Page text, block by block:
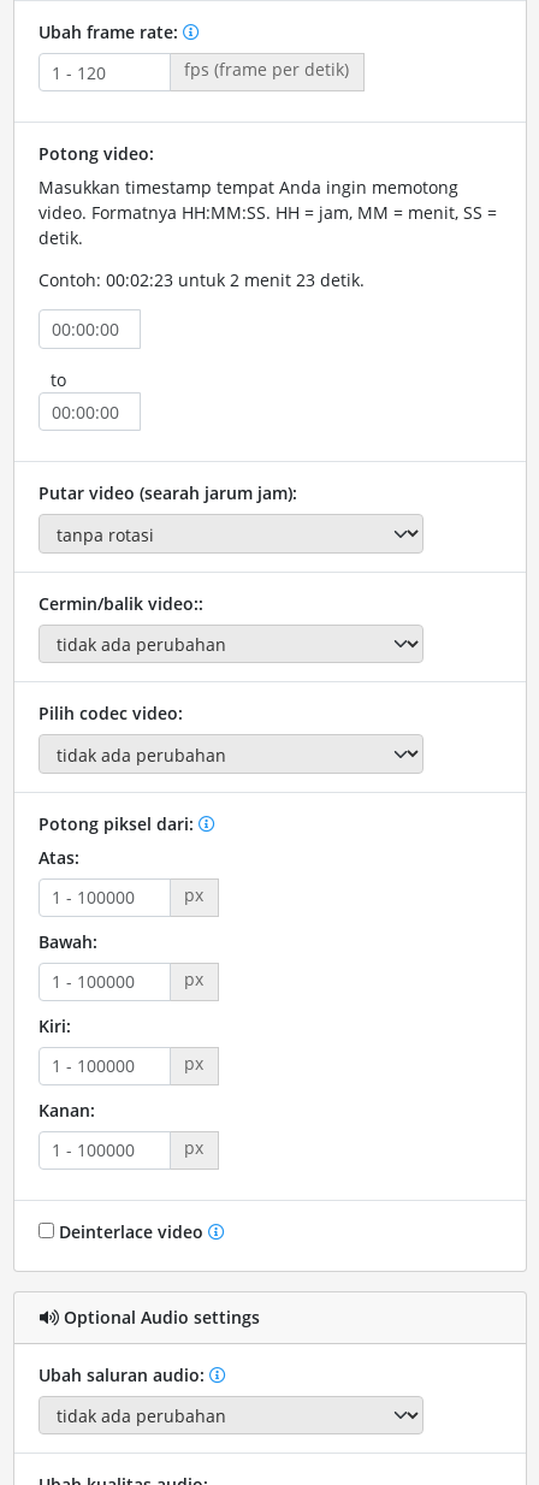
Ubah frame rate:
fps (frame per detik)
Potong video:
Masukkan timestamp tempat Anda ingin memotong
video. Formatnya HH:MM:SS. HH = jam, MM = menit, SS =
detik.
Contoh: 00:02:23 untuk 2 menit 23 detik.
to
Putar video (searah jarum jam):
Cermin/balik video::
Pilih codec video:
Potong piksel dari:
Atas:
px
Bawah:
px
Kiri:
px
Kanan:
px
Deinterlace video
Optional Audio settings
Ubah saluran audio: